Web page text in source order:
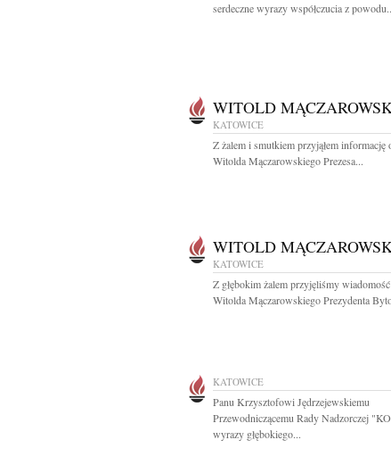
serdeczne wyrazy współczucia z
WITOLD
KATOWICE
Z żalem i smutkiem przyjąłem informację
Witolda Mączarowskiego Prezesa...
WITOLD
KATOWICE
Z głębokim żalem przyjęliśmy
Witolda Mączarowskiego Prezydenta
KATOWICE
Panu Krzysztofowi Jędrzejewskiemu
Przewodniczącemu Rady Nadzorczej
wyrazy głębokiego...